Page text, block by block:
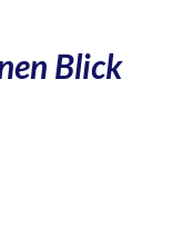
Blick